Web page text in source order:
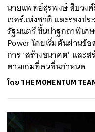
นายแพทย์สุรพงษ์ สืบวง
เวอร์แห่งชาติ และรองป
รัฐมนตรี ขึ้นปาฐกถาพิเศ
Power โดยเริ่มต้นผ่านข้
การ ‘สร้างอนาคต’ และ
ตามเกมที่คนอื่นกำหนด
โดย THE MOMENTUM